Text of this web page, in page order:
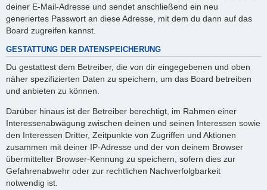
deiner E-Mail-Adresse und sendet anschließend ein neu
generiertes Passwort an diese Adresse, mit dem du dann auf das
Board zugreifen kannst.
GESTATTUNG DER DATENSPEICHERUNG
Du gestattest dem Betreiber, die von dir eingegebenen und oben
näher spezifizierten Daten zu speichern, um das Board betreiben
und anbieten zu können.
Darüber hinaus ist der Betreiber berechtigt, im Rahmen einer
Interessenabwägung zwischen deinen und seinen Interessen sowie
den Interessen Dritter, Zeitpunkte von Zugriffen und Aktionen
zusammen mit deiner IP-Adresse und der von deinem Browser
übermittelter Browser-Kennung zu speichern, sofern dies zur
Gefahrenabwehr oder zur rechtlichen Nachverfolgbarkeit
notwendig ist.